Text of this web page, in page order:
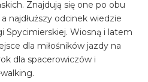
Znajdują się one po obu
najdłuższy odcinek wiedzie
Spycimierskiej. Wiosną i latem
dla miłośników jazdy na
dla spacerowiczów i